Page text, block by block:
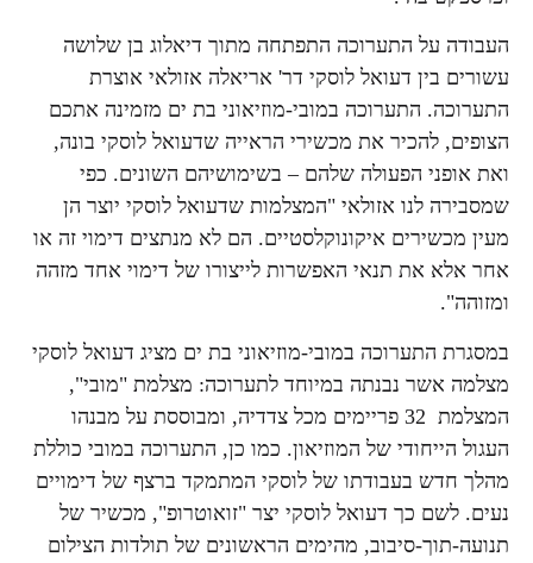
העבודה על התערוכה התפתחה מתוך דיאלוג בן שלושה
עשורים בין דעואל לוסקי דר' אריאלה אזולאי אוצרת
התערוכה. התערוכה במובי-מוזיאוני בת ים מזמינה אתכם
הצופים, להכיר את מכשירי הראייה שדעואל לוסקי בונה,
ואת אופני הפעולה שלהם – בשימושיהם השונים. כפי
שמסבירה לנו אזולאי "המצלמות שדעואל לוסקי יוצר הן
מעין מכשירים איקונוקלסטיים. הם לא מנתצים דימוי זה או
אחר אלא את תנאי האפשרות לייצורו של דימוי אחד מזהה
ומזוהה".
במסגרת התערוכה במובי-מוזיאוני בת ים מציג דעואל לוסקי
מצלמה אשר נבנתה במיוחד לתערוכה: מצלמת "מובי",
המצלמת 32 פריימים מכל צדדיה, ומבוססת על מבנהו
העגול הייחודי של המוזיאון. כמו כן, התערוכה במובי כוללת
מהלך חדש בעבודתו של לוסקי המתמקד ברצף של דימויים
נעים. לשם כך דעואל לוסקי יצר "זואוטרופ", מכשיר של
תנועה-תוך-סיבוב, מהימים הראשונים של תולדות הצילום